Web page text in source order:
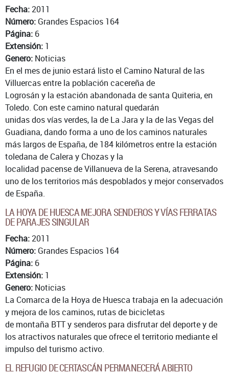
Fecha:2011
Número: Grandes Espacios 164
Página: 6
Extensión: 1
Genero: Noticias
En el mes de junio estará listo el Camino Natural de las
Villuercas entre la población cacereña de
Logrosán y la estación abandonada de santa Quiteria, en
Toledo. Con este camino natural quedarán
unidas dos vías verdes, la de La Jara y la de las Vegas del
Guadiana, dando forma a uno de los caminos naturales
más largos de España, de 184 kilómetros entre la estación
toledana de Calera y Chozas y la
localidad pacense de Villanueva de la Serena, atravesando
uno de los territorios más despoblados y mejor conservados
de España.
LA HOYA DE HUESCA MEJORA SENDEROS Y VÍAS FERRATAS
DE PARAJES SINGULAR
Fecha:2011
Número: Grandes Espacios 164
Página: 6
Extensión: 1
Genero: Noticias
La Comarca de la Hoya de Huesca trabaja en la adecuación
y mejora de los caminos, rutas de bicicletas
de montaña BTT y senderos para disfrutar del deporte y de
los atractivos naturales que ofrece el territorio mediante el
impulso del turismo activo.
EL REFUGIO DE CERTASCÁN PERMANECERÁ ABIERTO